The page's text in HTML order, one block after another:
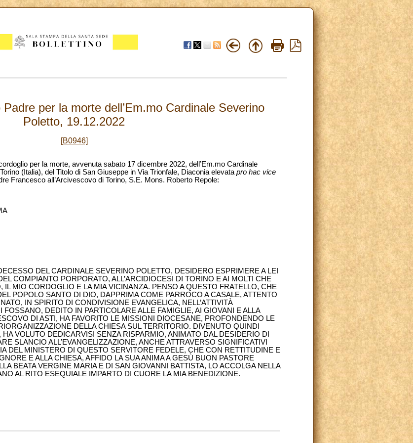
per la morte dell’Em.mo Cardinale Severino
Poletto, 19.12.2022
[B0946]
per la morte, avvenuta sabato 17 dicembre 2022, dell’Em.mo Cardinale
(Italia), del Titolo di San Giuseppe in Via Trionfale, Diaconia elevatapro hac vice
Francesco all’Arcivescovo di Torino, S.E. Mons. Roberto Repole:
DEL CARDINALE SEVERINO POLETTO, DESIDERO ESPRIMERE A LEI
COMPIANTO PORPORATO, ALL’ARCIDIOCESI DI TORINO E AI MOLTI CHE
IL MIO CORDOGLIO E LA MIA VICINANZA. PENSO A QUESTO FRATELLO, CHE
POPOLO SANTO DI DIO, DAPPRIMA COME PARROCO A CASALE, ATTENTO
IN SPIRITO DI CONDIVISIONE EVANGELICA, NELL’ATTIVITÀ
DEDITO IN PARTICOLARE ALLE FAMIGLIE, AI GIOVANI E ALLA
DI ASTI, HA FAVORITO LE MISSIONI DIOCESANE, PROFONDENDO LE
DELLA CHIESA SUL TERRITORIO. DIVENUTO QUINDI
VOLUTO DEDICARVISI SENZA RISPARMIO, ANIMATO DAL DESIDERIO DI
SLANCIO ALL’EVANGELIZZAZIONE, ANCHE ATTRAVERSO SIGNIFICATIVI
DEL MINISTERO DI QUESTO SERVITORE FEDELE, CHE CON RETTITUDINE E
E ALLA CHIESA, AFFIDO LA SUA ANIMA A GESÙ BUON PASTORE
BEATA VERGINE MARIA E DI SAN GIOVANNI BATTISTA, LO ACCOLGA NELLA
AL RITO ESEQUIALE IMPARTO DI CUORE LA MIA BENEDIZIONE.